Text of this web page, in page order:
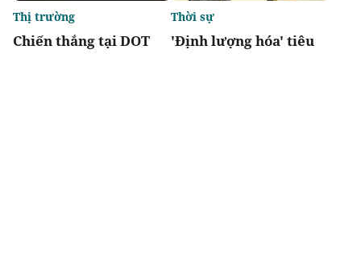
Chiến thắng tại DOT
Thị trường
'Định lượng hóa' tiêu
Thời sự